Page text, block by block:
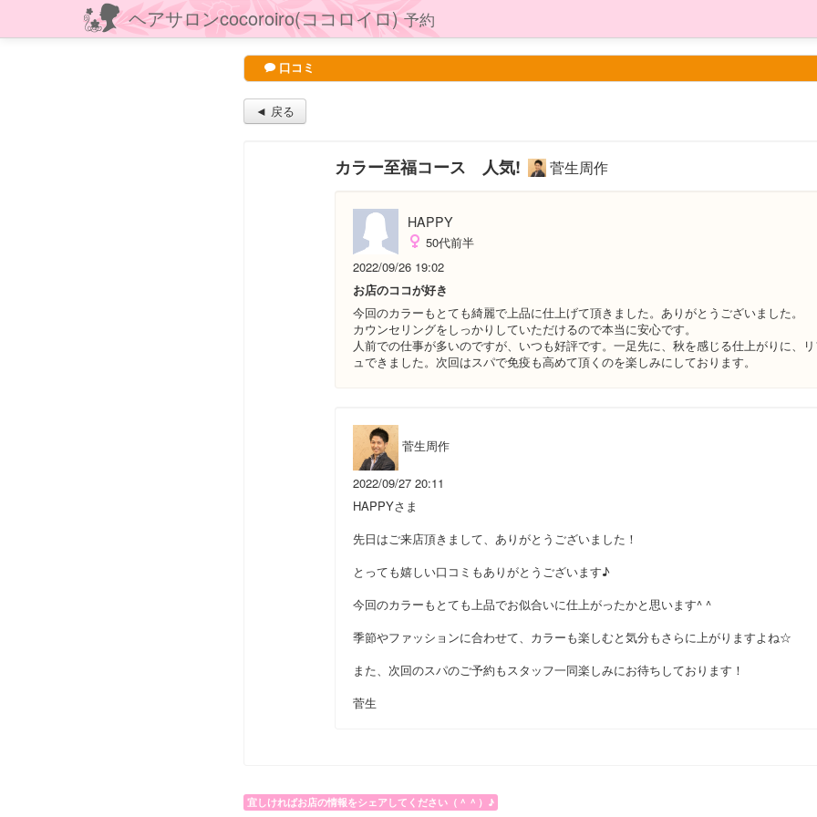
ヘアサロンcocoroiro(ココロイロ)予約
口コミ
◄ 戻る
カラー至福コース 人気! 菅生周作
HAPPY
50代前半
2022/09/26 19:02
お店のココが好き
今回のカラーもとても綺麗で上品に仕上げて頂きました。ありがとうございました。
カウンセリングをしっかりしていただけるので本当に安心です。
人前での仕事が多いのですが、いつも好評です。一足先に、秋を感じる仕上がりに、
ュできました。次回はスパで免疫も高めて頂くのを楽しみにしております。
菅生周作
2022/09/27 20:11
HAPPYさま
先日はご来店頂きまして、ありがとうございました！
とっても嬉しい口コミもありがとうございます♪
今回のカラーもとても上品でお似合いに仕上がったかと思います^ ^
季節やファッションに合わせて、カラーも楽しむと気分もさらに上がりますよね☆
また、次回のスパのご予約もスタッフ一同楽しみにお待ちしております！
菅生
宜しければお店の情報をシェアしてください（＾＾）♪